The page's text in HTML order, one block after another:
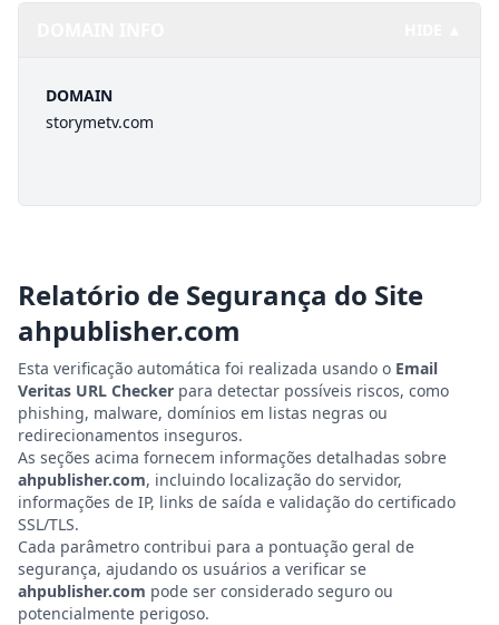
DOMAIN
storymetv.com
Relatório de Segurança do Site
ahpublisher.com
Esta verificação automática foi realizada usando o Email
Veritas URL Checker para detectar possíveis riscos, como
phishing, malware, domínios em listas negras ou
redirecionamentos inseguros.
As seções acima fornecem informações detalhadas sobre
ahpublisher.com, incluindo localização do servidor,
informações de IP, links de saída e validação do certificado
SSL/TLS.
Cada parâmetro contribui para a pontuação geral de
segurança, ajudando os usuários a verificar se
ahpublisher.com pode ser considerado seguro ou
potencialmente perigoso.